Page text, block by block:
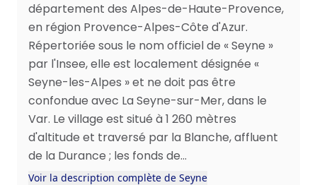
département des Alpes-de-Haute-Provence,
en région Provence-Alpes-Côte d'Azur.
Répertoriée sous le nom officiel de « Seyne »
par l'Insee, elle est localement désignée «
Seyne-les-Alpes » et ne doit pas être
confondue avec La Seyne-sur-Mer, dans le
Var. Le village est situé à 1 260 mètres
d'altitude et traversé par la Blanche, affluent
de la Durance ; les fonds de...
Voir la description complète de Seyne